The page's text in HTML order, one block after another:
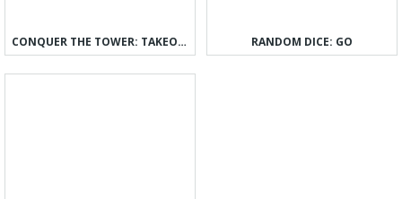
CONQUER THE TOWER: TAKEOVER RANDOM DICE: GO